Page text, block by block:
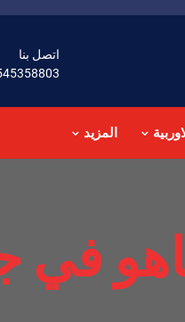
اتصل بنا
المزيد
في